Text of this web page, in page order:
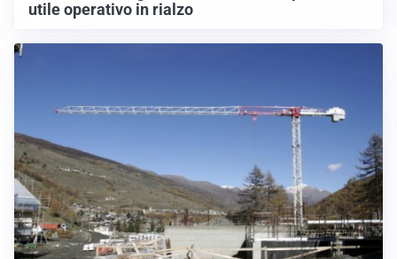
utile operativo in rialzo